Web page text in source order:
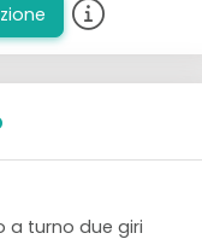
a turno due giri